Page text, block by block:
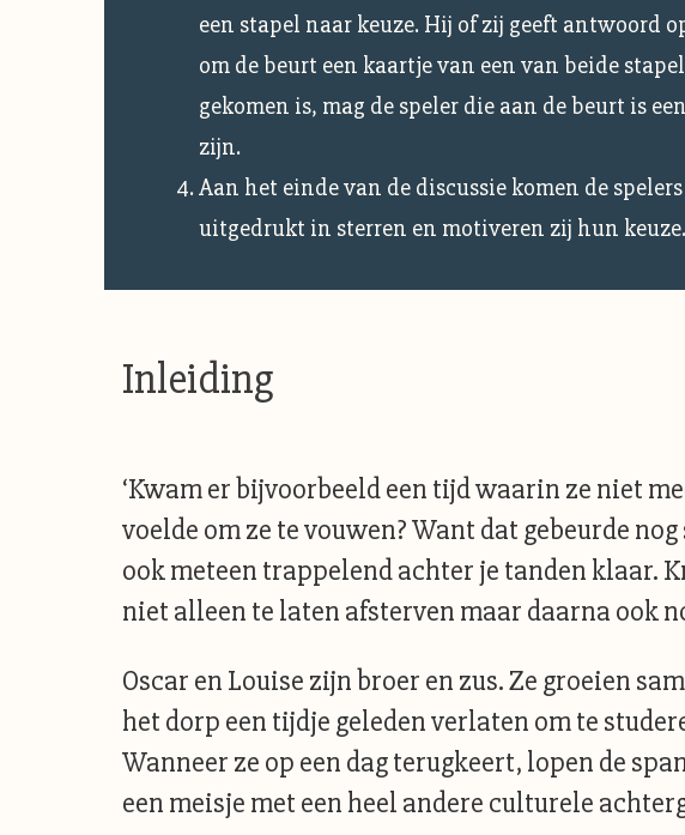
een stapel naar keuze. Hij of zij geeft antwoord
om de beurt een kaartje van een van beide
gekomen is, mag de speler die aan de beurt is
zijn.
Aan het einde van de discussie komen de
uitgedrukt in sterren en motiveren zij hun keuze.
Inleiding
‘Kwam er bijvoorbeeld een tijd waarin ze niet
voelde om ze te vouwen? Want dat gebeurde
ook meteen trappelend achter je tanden klaar.
niet alleen te laten afsterven maar daarna ook
Oscar en Louise zijn broer en zus. Ze groeien
het dorp een tijdje geleden verlaten om te
Wanneer ze op een dag terugkeert, lopen de
een meisje met een heel andere culturele